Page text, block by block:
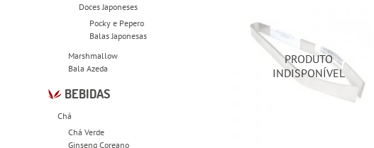
Doces Japoneses
Pocky e Pepero
Balas Japonesas
Marshmallow
Bala Azeda
BEBIDAS
Chá
Chá Verde
Ginseng Coreano